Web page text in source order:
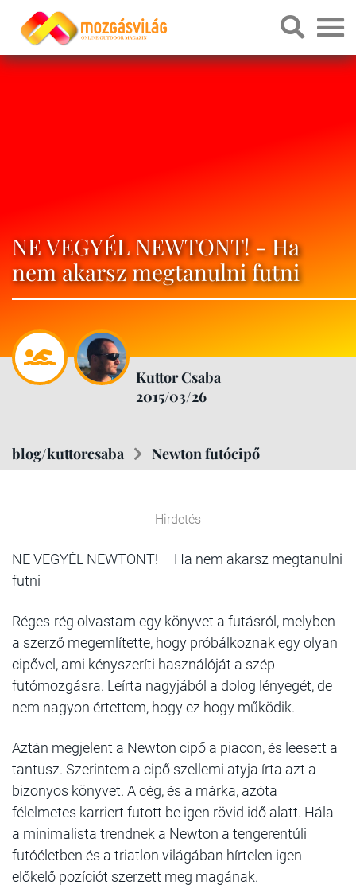
NE VEGYÉL NEWTONT! - Ha
nem akarsz megtanulni futni
Kuttor Csaba
2015/03/26
blog/kuttorcsaba Newton futócipő
Hirdetés
NE VEGYÉL NEWTONT! – Ha nem akarsz megtanulni
futni
Réges-rég olvastam egy könyvet a futásról, melyben
a szerző megemlítette, hogy próbálkoznak egy olyan
cipővel, ami kényszeríti használóját a szép
futómozgásra. Leírta nagyjából a dolog lényegét, de
nem nagyon értettem, hogy ez hogy működik.
Aztán megjelent a Newton cipő a piacon, és leesett a
tantusz. Szerintem a cipő szellemi atyja írta azt a
bizonyos könyvet. A cég, és a márka, azóta
félelmetes karriert futott be igen rövid idő alatt. Hála
a minimalista trendnek a Newton a tengerentúli
futóéletben és a triatlon világában hírtelen igen
előkelő pozíciót szerzett meg magának.